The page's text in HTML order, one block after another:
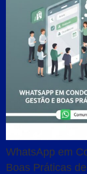
WhatsApp em
Boas Práticas